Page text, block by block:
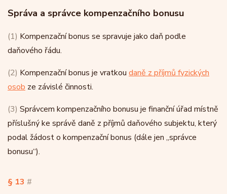
Správa a správce kompenzačního bonusu
(1) Kompenzační bonus se spravuje jako daň podle
daňového řádu.
(2) Kompenzační bonus je vratkou daně z příjmů fyzických
osob ze závislé činnosti.
(3) Správcem kompenzačního bonusu je finanční úřad místně
příslušný ke správě daně z příjmů daňového subjektu, který
podal žádost o kompenzační bonus (dále jen „správce
bonusu“).
§ 13 #